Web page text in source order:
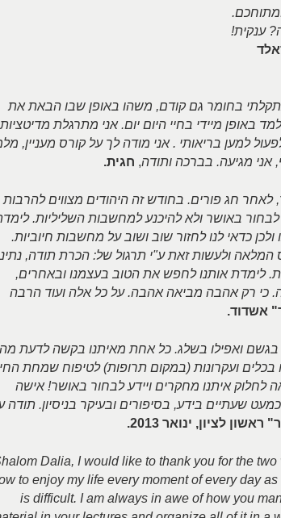
ענקית!
בחומר גם קודם, משהו באופן שבו הבאת את
באופן מיידי בחיי היום יום. אני מתרגלת
למען בריאותי . אני מודה לך על קורס מעניין,
אני מגיעה. בברכה ותודה, חגית.
חג פורים. בחודש זה היהודים מצווים להרבות
באושר ולא להיכנע למחשבות השליליות.
כדאי לנו לחזור שוב ושוב על מחשבות חיוביות.
ולעשות זאת ע"י תרגול של: הכרת תודה,
לימדת אותנו לחפש את הטוב בעצמנו ובאחרים,
כי רק אהבה מביאה אהבה. על כל אלה ועוד הרבה
אשדוד.
ואפילו בשלג. כל אחת מאיתנו בקשה לדעת
ועקרונות (במקום תרופות) לטיפוח שמחת
לחלוק איתנו מחקרים ויידע לבחור באושר! אישה
שעתיים בידע, בסיפורים ובעיקר בניסיון. תודה
לציון, ינואר 2013.
Dalia, I would like to thank you for the
to enjoy my life every moment of every day
is difficult. I am always in awe of how you